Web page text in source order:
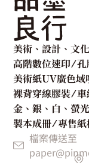
美術、設計、文
高階數位速印 ⁄
美術紙UV廣色域
裸背穿線膠裝 ⁄
金、銀、白、螢
製本成冊 ⁄ 專售
檔案傳送至